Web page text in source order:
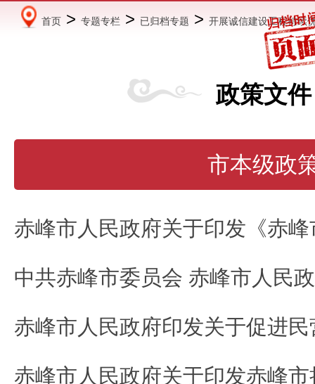
办事服务 政民互动 数据发
首页 > 专题专栏 > 已归档专题 > 开展诚信建设工程持续
政策文件
市本级政